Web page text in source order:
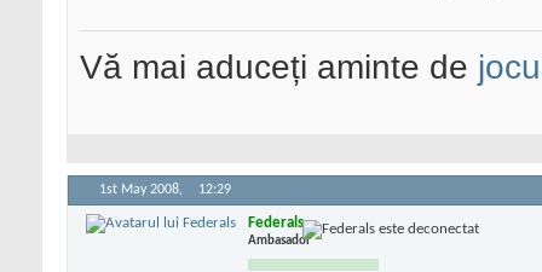
Vă mai aduceți aminte de
1st May 2008, 12:29
Federals
Ambasador